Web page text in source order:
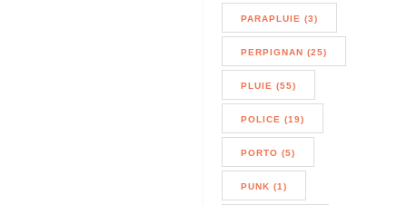
PARAPLUIE (3)
PERPIGNAN (25)
PLUIE (55)
POLICE (19)
PORTO (5)
PUNK (1)